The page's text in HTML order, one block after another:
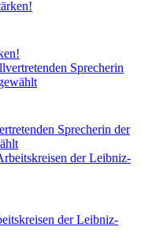
Sprecherin der
der Leibniz-